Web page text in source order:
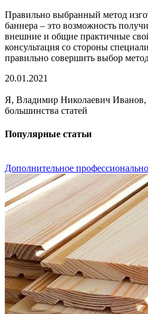
Правильно выбранный метод
баннера – это возможность
внешние и общие практичные
консультация со стороны
правильно совершить выбор
20.01.2021
Я, Владимир Николаевич Иванов,
большинства статей
Популярные статьи
Дополнительное